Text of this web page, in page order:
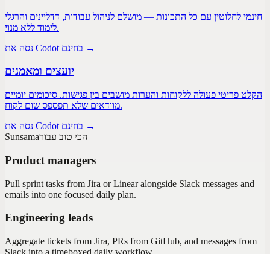
חינמי לחלוטין עם כל התכונות — מושלם לניהול עבודות, דדליינים והרגלי
לימוד ללא מנוי.
נסה את Codot בחינם →
יועצים ומאמנים
הקלט פריטי פעולה ללקוחות והערות מושבים בין פגישות. סיכומים יומיים
מוודאים שלא תפספס שום לקוח.
נסה את Codot בחינם →
Sunsamaהכי טוב עבור
Product managers
Pull sprint tasks from Jira or Linear alongside Slack messages and
emails into one focused daily plan.
Engineering leads
Aggregate tickets from Jira, PRs from GitHub, and messages from
Slack into a timeboxed daily workflow.